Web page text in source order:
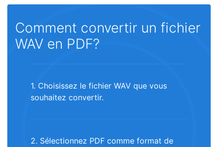
Comment convertir un fichier
WAV en PDF?
1. Choisissez le fichier WAV que vous
souhaitez convertir.
2. Sélectionnez PDF comme format de